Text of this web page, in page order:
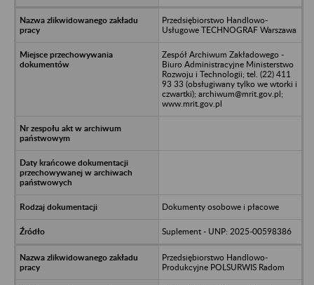
Przedsiębiorstwo Handlowo-
Usługowe TECHNOGRAF Warszawa
Zespół Archiwum Zakładowego -
Biuro Administracyjne Ministerstwo
Rozwoju i Technologii; tel. (22) 411
93 33 (obsługiwany tylko we wtorki i
czwartki); archiwum@mrit.gov.pl;
www.mrit.gov.pl
Dokumenty osobowe i płacowe
Suplement - UNP: 2025-00598386
Przedsiębiorstwo Handlowo-
Produkcyjne POLSURWIS Radom